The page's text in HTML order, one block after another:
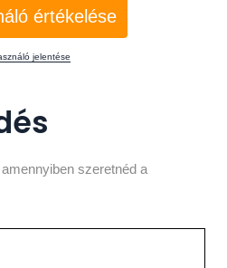
értékelése
jelentése
szeretnéd a